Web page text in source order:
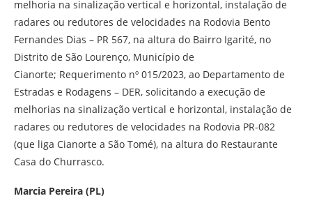
melhoria na sinalização vertical e horizontal, instalação de
radares ou redutores de velocidades na Rodovia Bento
Fernandes Dias – PR 567, na altura do Bairro Igarité, no
Distrito de São Lourenço, Município de
Cianorte; Requerimento nº 015/2023, ao Departamento de
Estradas e Rodagens – DER, solicitando a execução de
melhorias na sinalização vertical e horizontal, instalação de
radares ou redutores de velocidades na Rodovia PR-082
(que liga Cianorte a São Tomé), na altura do Restaurante
Casa do Churrasco.
Marcia Pereira (PL)